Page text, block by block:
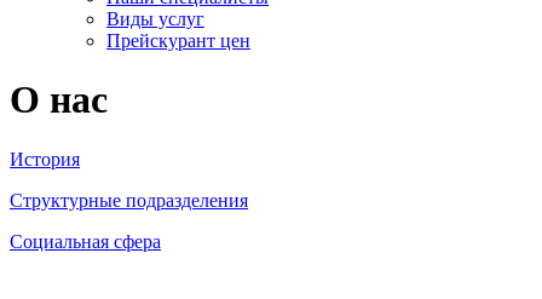
Виды услуг
Прейскурант цен
О нас
История
Структурные подразделения
Социальная сфера